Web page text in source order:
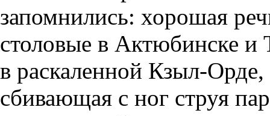
запомнились: хорошая
столовые в Актюбинске
в раскаленной Кзыл-
сбивающая с ног струя